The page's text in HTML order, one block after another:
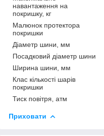
навантаження на
покришку, кг
Малюнок протектора
покришки
Діаметр шини, мм
Посадковий діаметр шини
Ширина шини, мм
Клас кількості шарів
покришки
Тиск повітря, атм
Приховати